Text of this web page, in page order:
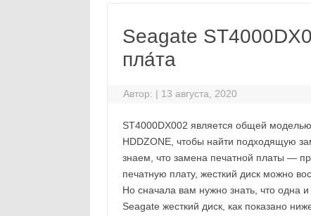
Seagate
пла́та
Автор: | 13 августа, 2020
ST4000DX002 является общей
HDDZONE, чтобы найти подходящую
знаем, что замена печатной платы —
печатную плату, жесткий диск можно
Но сначала вам нужно знать, что одна
Seagate жесткий диск, как показано